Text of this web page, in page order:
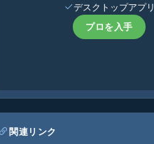
デスクトップアプリ
プロを入手
関連リンク